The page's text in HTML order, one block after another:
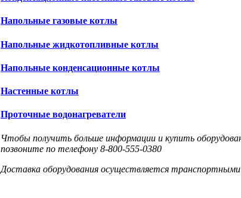
Напольные газовые котлы
Напольные жидкотопливные котлы
Напольные конденсационные котлы
Настенные котлы
Проточные водонагреватели
Чтобы получить больше информации и купить
позвоните по телефону 8-800-555-0380
Доставка оборудования осуществляется